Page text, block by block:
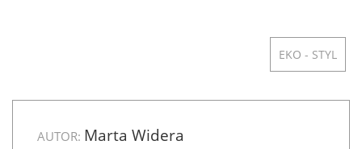
EKO - STYL
AUTOR: Marta Widera